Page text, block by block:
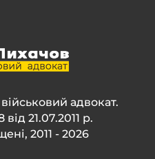
адвокат.
21.07.2011 р.
2011 - 2026